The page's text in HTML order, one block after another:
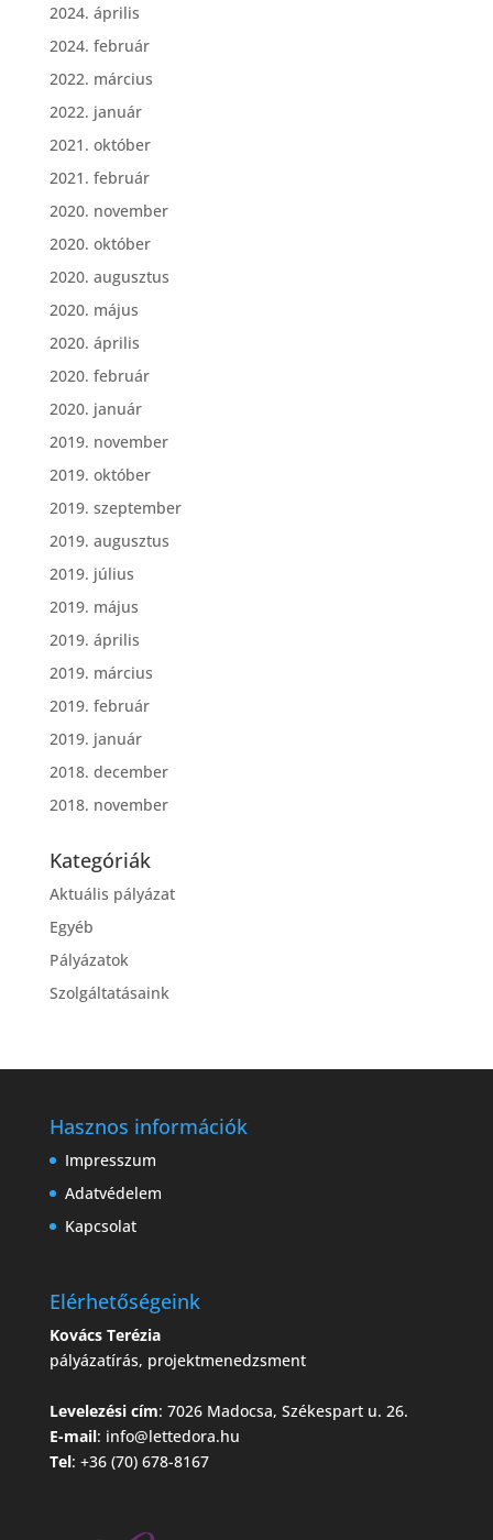
2024. április
2024. február
2022. március
2022. január
2021. október
2021. február
2020. november
2020. október
2020. augusztus
2020. május
2020. április
2020. február
2020. január
2019. november
2019. október
2019. szeptember
2019. augusztus
2019. július
2019. május
2019. április
2019. március
2019. február
2019. január
2018. december
2018. november
Kategóriák
Aktuális pályázat
Egyéb
Pályázatok
Szolgáltatásaink
Hasznos információk
Impresszum
Adatvédelem
Kapcsolat
Elérhetőségeink
Kovács Terézia
pályázatírás, projektmenedzsment
Levelezési cím: 7026 Madocsa, Székespart u. 26.
E-mail: info@lettedora.hu
Tel: +36 (70) 678-8167